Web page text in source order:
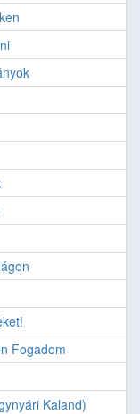
Fogadom
Kaland)